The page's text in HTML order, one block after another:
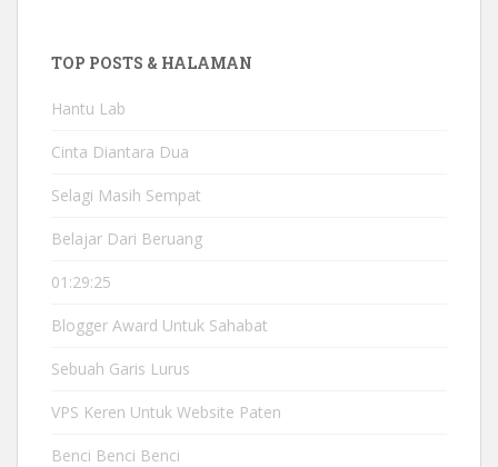
TOP POSTS & HALAMAN
Hantu Lab
Cinta Diantara Dua
Selagi Masih Sempat
Belajar Dari Beruang
01:29:25
Blogger Award Untuk Sahabat
Sebuah Garis Lurus
VPS Keren Untuk Website Paten
Benci Benci Benci